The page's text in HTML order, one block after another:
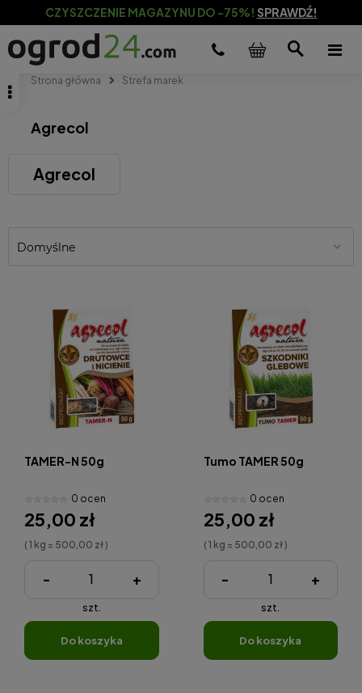
CZYSZCZENIE MAGAZYNU DO -75%! SPRAWDŹ!
Strona główna Strefa marek
Agrecol
Agrecol
TAMER-N 50g
0 ocen
25,00 zł
( 1 kg = 500,00 zł )
- +
szt.
do koszyka
Tumo TAMER 50g
0 ocen
25,00 zł
( 1 kg = 500,00 zł )
- +
szt.
do koszyka